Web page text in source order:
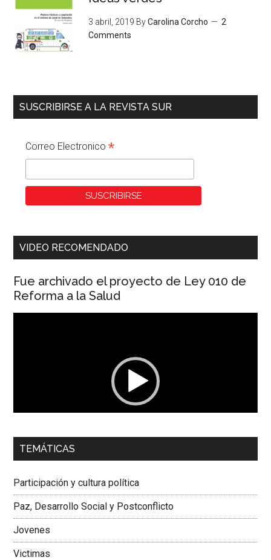
3 abril, 2019 ByCarolina Corcho
2
Comments
SUSCRIBIRSE A LA REVISTA SUR
Correo Electronico*
VIDEO RECOMENDADO
Fue archivado el proyecto de Ley 010 de
Reforma a la Salud
00:00 01:04
Dra. Carolina Corcho Mejía,Presidenta Corporación
Colombiana
TEMÁTICAS
Participación y cultura política
Paz, Desarrollo Social y Postconflicto
Jovenes
Victimas